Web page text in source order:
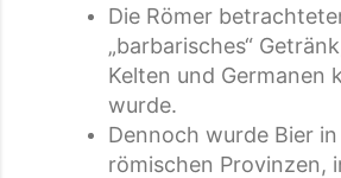
Die Römer
„barbarisches“
Kelten und Germanen
wurde.
Dennoch wurde Bier
römischen Provinzen,